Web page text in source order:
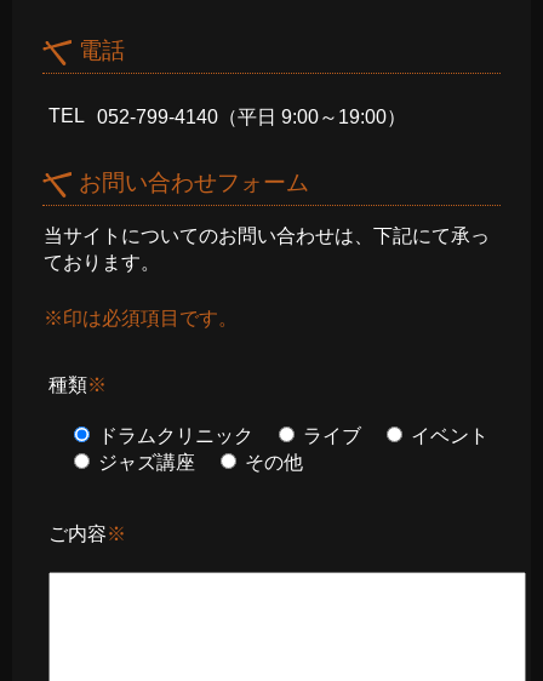
電話
TEL 052-799-4140 （平日 9:00～19:00）
お問い合わせフォーム
当サイトについてのお問い合わせは、下記にて承っ
ております。
※印は必須項目です。
種類※
ドラムクリニック ライブ
イベント
ジャズ講座
その他
ご内容※